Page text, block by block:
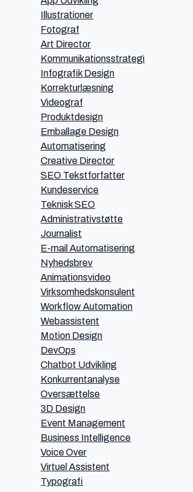
Illustrationer
Fotograf
Art Director
Kommunikationsstrategi
Infografik Design
Korrekturlæsning
Videograf
Produktdesign
Emballage Design
Automatisering
Creative Director
SEO Tekstforfatter
Kundeservice
Teknisk SEO
Administrativstøtte
Journalist
E-mail Automatisering
Nyhedsbrev
Animationsvideo
Virksomhedskonsulent
Workflow Automation
Webassistent
Motion Design
DevOps
Chatbot Udvikling
Konkurrentanalyse
Oversættelse
3D Design
Event Management
Business Intelligence
Voice Over
Virtuel Assistent
Typografi